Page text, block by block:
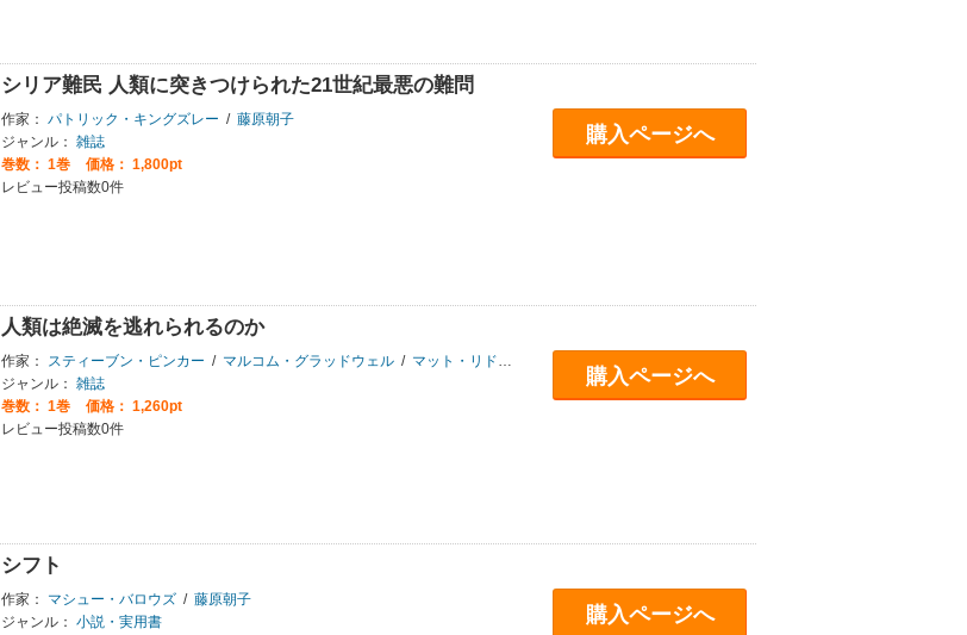
シリア難民 人類に突きつけられた21世紀最悪の難問
作家： パトリック・キングズレー / 藤原朝子
ジャンル： 雑誌
巻数： 1巻
価格： 1,800pt
レビュー投稿数0件
購入ページへ
人類は絶滅を逃れられるのか
作家： スティーブン・ピンカー / マルコム・グラッドウェル / マット・リドレー
ジャンル： 雑誌
巻数： 1巻
価格： 1,260pt
レビュー投稿数0件
購入ページへ
シフト
作家： マシュー・バロウズ / 藤原朝子
ジャンル： 小説・実用書
購入ページへ